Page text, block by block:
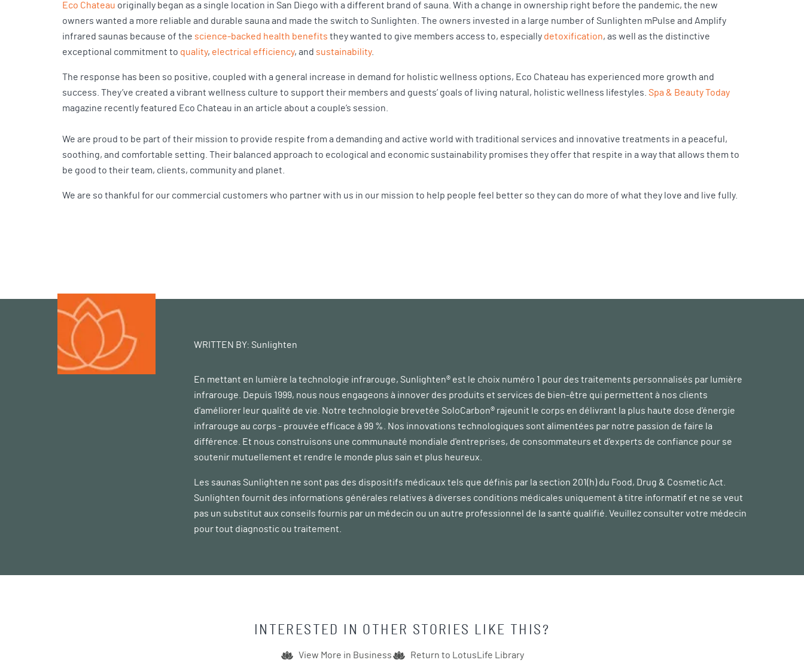
Eco Chateau originally began as a single location in San Diego with a different brand of sauna. With a change in ownership right before the pandemic, the new
owners wanted a more reliable and durable sauna and made the switch to Sunlighten. The owners invested in a large number of Sunlighten mPulse and Amplify
infrared saunas because of the science-backed health benefits they wanted to give members access to, especially detoxification, as well as the distinctive
exceptional commitment to quality, electrical efficiency, and sustainability.
The response has been so positive, coupled with a general increase in demand for holistic wellness options, Eco Chateau has experienced more growth and
success. They’ve created a vibrant wellness culture to support their members and guests’ goals of living natural, holistic wellness lifestyles. Spa & Beauty Today
magazine recently featured Eco Chateau in an article about a couple’s session.
We are proud to be part of their mission to provide respite from a demanding and active world with traditional services and innovative treatments in a peaceful,
soothing, and comfortable setting. Their balanced approach to ecological and economic sustainability promises they offer that respite in a way that allows them to
be good to their team, clients, community and planet.
We are so thankful for our commercial customers who partner with us in our mission to help people feel better so they can do more of what they love and live fully.
WRITTEN BY: Sunlighten
En mettant en lumière la technologie infrarouge, Sunlighten® est le choix numéro 1 pour des traitements personnalisés par lumière
infrarouge. Depuis 1999, nous nous engageons à innover des produits et services de bien-être qui permettent à nos clients
d'améliorer leur qualité de vie. Notre technologie brevetée SoloCarbon® rajeunit le corps en délivrant la plus haute dose d'énergie
infrarouge au corps - prouvée efficace à 99 %. Nos innovations technologiques sont alimentées par notre passion de faire la
différence. Et nous construisons une communauté mondiale d'entreprises, de consommateurs et d'experts de confiance pour se
soutenir mutuellement et rendre le monde plus sain et plus heureux.
Les saunas Sunlighten ne sont pas des dispositifs médicaux tels que définis par la section 201(h) du Food, Drug & Cosmetic Act.
Sunlighten fournit des informations générales relatives à diverses conditions médicales uniquement à titre informatif et ne se veut
pas un substitut aux conseils fournis par un médecin ou un autre professionnel de la santé qualifié. Veuillez consulter votre médecin
pour tout diagnostic ou traitement.
INTERESTED IN OTHER STORIES LIKE THIS?
View More in Business Return to LotusLife Library